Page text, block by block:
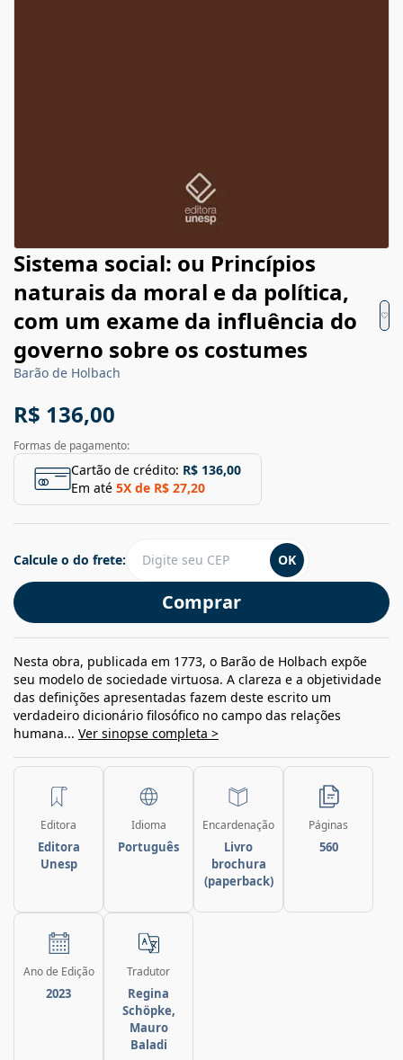
Sistema social: ou Princípios
naturais da moral e da política,
com um exame da influência do
governo sobre os costumes
Barão de Holbach
R$ 136,00
Formas de pagamento:
Cartão de crédito: R$ 136,00
Em até 5X de R$ 27,20
Comprar
Calcule o do frete: OK
Nesta obra, publicada em 1773, o Barão de Holbach expõe
seu modelo de sociedade virtuosa. A clareza e a objetividade
das definições apresentadas fazem deste escrito um
verdadeiro dicionário filosófico no campo das relações
humana... Ver sinopse completa >
Editora
Editora
Unesp
Idioma
Português
Encardenação
Livro
brochura
(paperback)
Páginas
560
Ano de Edição
2023
Tradutor
Regina
Schöpke,
Mauro
Baladi